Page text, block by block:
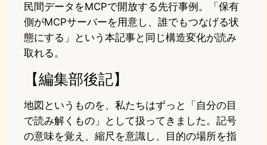
民間データをMCPで開放する先行事例。「保有
側がMCPサーバーを用意し、誰でもつなげる状
態にする」という本記事と同じ構造変化が読み
取れる。
【編集部後記】
地図というものを、私たちはずっと「自分の目
で読み解くもの」として扱ってきました。記号
の意味を覚え、縮尺を意識し、目的の場所を指